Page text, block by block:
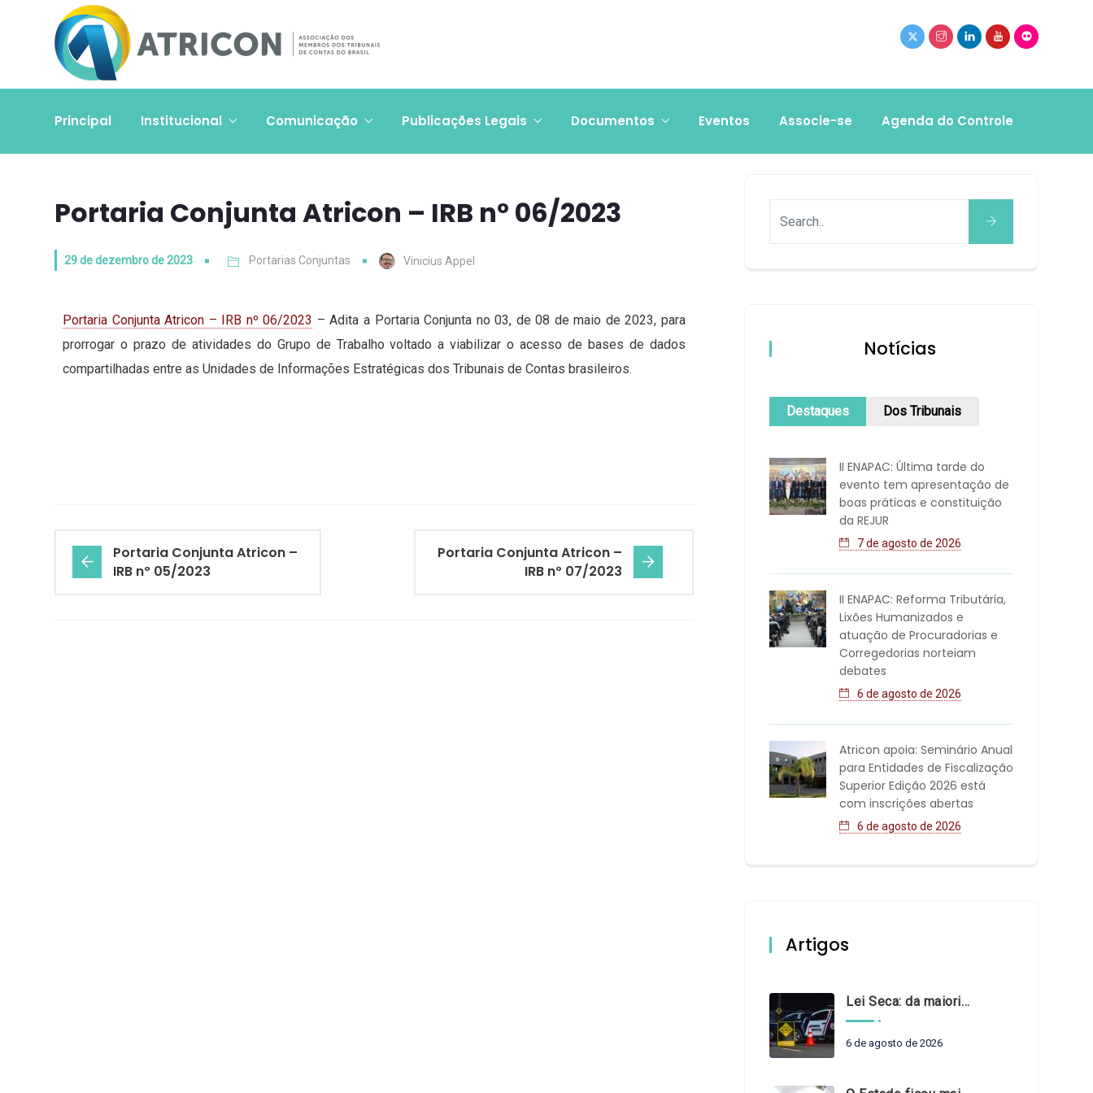
Principal Institucional Comunicação Publicações Legais Documentos Eventos Associe-se Agenda do Controle
Portaria Conjunta Atricon – IRB nº 06/2023
29 de dezembro de 2023 Portarias Conjuntas Vinicius Appel
Portaria Conjunta Atricon – IRB nº 06/2023 – Adita a Portaria Conjunta no 03, de 08 de maio de 2023, para
prorrogar o prazo de atividades do Grupo de Trabalho voltado a viabilizar o acesso de bases de dados
compartilhadas entre as Unidades de Informações Estratégicas dos Tribunais de Contas brasileiros.
Portaria Conjunta Atricon –
IRB nº 05/2023
Portaria Conjunta Atricon –
IRB nº 07/2023
Notícias
Destaques Dos Tribunais
II ENAPAC: Última tarde do
evento tem apresentação de
boas práticas e constituição
da REJUR
7 de agosto de 2026
II ENAPAC: Reforma Tributária,
Lixões Humanizados e
atuação de Procuradorias e
Corregedorias norteiam
debates
6 de agosto de 2026
Atricon apoia: Seminário Anual
para Entidades de Fiscalização
Superior Edição 2026 está
com inscrições abertas
6 de agosto de 2026
Artigos
Lei Seca: da maioridade à maturidade
6 de agosto de 2026